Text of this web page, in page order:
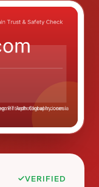
VERIFIED